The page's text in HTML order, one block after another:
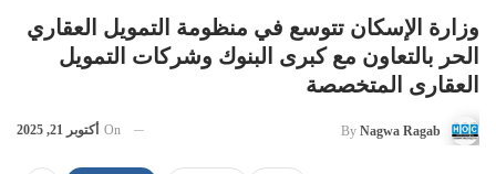
وزارة الإسكان تتوسع في منظومة التمويل العقاري
الحر بالتعاون مع كبرى البنوك وشركات التمويل
العقارى المتخصصة
By Nagwa Ragab
On أكتوبر 21, 2025